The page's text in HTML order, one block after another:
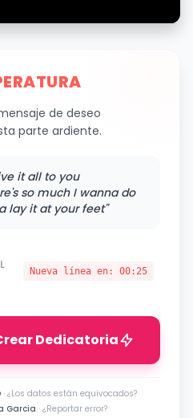
de deseo
parte ardiente.
it all to you
so much I wanna do
lay it at your feet"
Nueva línea en: 00:25
Dedicatoria
· ¿Los datos están equivocados?
Garcia · ¿Reportar error?